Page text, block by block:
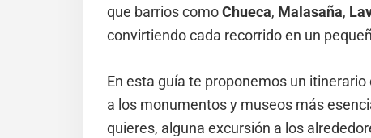
que barrios comoChueca, Malasaña,
convirtiendo cada recorrido en un
En esta guía te proponemos un itinerario
a los monumentos y museos más
quieres, alguna excursión a los